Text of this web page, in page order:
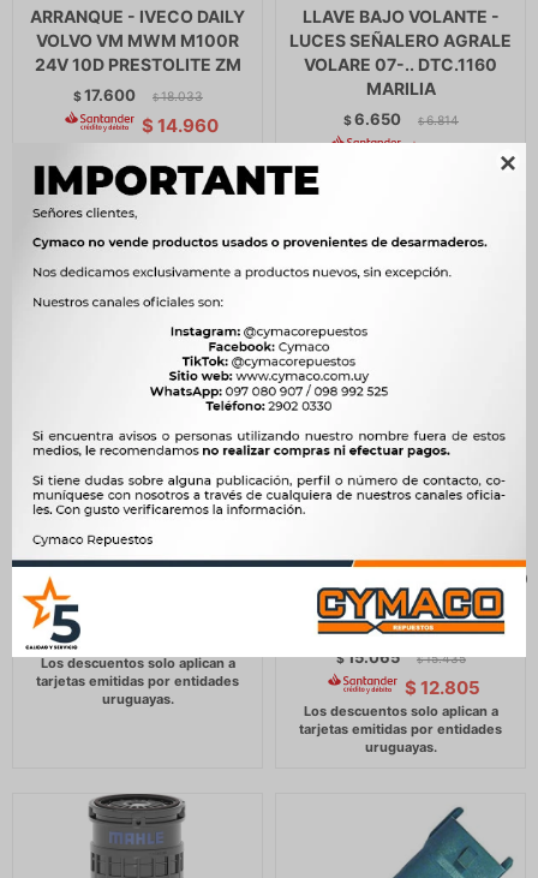

ARRANQUE - IVECO DAILY
VOLVO VM MWM M100R
24V 10D PRESTOLITE ZM
$17.600 $ 18.033
$ 14.960
LLAVE BAJO VOLANTE -
LUCES SEÑALERO AGRALE
VOLARE 07-.. DTC.1160
MARILIA
$6.650 $ 6.814
$5.653
FILTRO AIRE MERCEDES
VOLKSWAGEN
8120/150/9150/13150/17220
12V90A
SIS.BOSCH=9010801 SEG
$15.065 $ 15.435
$ 12.805